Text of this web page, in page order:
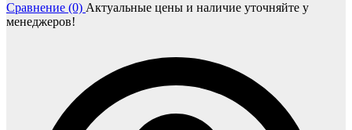
Сравнение (0) Актуальные цены и наличие уточняйте у
менеджеров!